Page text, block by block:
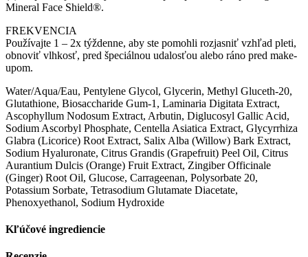
Mineral Face Shield®.
FREKVENCIA
Používajte 1 – 2x týždenne, aby ste pomohli rozjasniť vzhľad pleti,
obnoviť vlhkosť, pred špeciálnou udalosťou alebo ráno pred make-
upom.
Water/Aqua/Eau, Pentylene Glycol, Glycerin, Methyl Gluceth-20,
Glutathione, Biosaccharide Gum-1, Laminaria Digitata Extract,
Ascophyllum Nodosum Extract, Arbutin, Diglucosyl Gallic Acid,
Sodium Ascorbyl Phosphate, Centella Asiatica Extract, Glycyrrhiza
Glabra (Licorice) Root Extract, Salix Alba (Willow) Bark Extract,
Sodium Hyaluronate, Citrus Grandis (Grapefruit) Peel Oil, Citrus
Aurantium Dulcis (Orange) Fruit Extract, Zingiber Officinale
(Ginger) Root Oil, Glucose, Carrageenan, Polysorbate 20,
Potassium Sorbate, Tetrasodium Glutamate Diacetate,
Phenoxyethanol, Sodium Hydroxide
Kľúčové ingrediencie